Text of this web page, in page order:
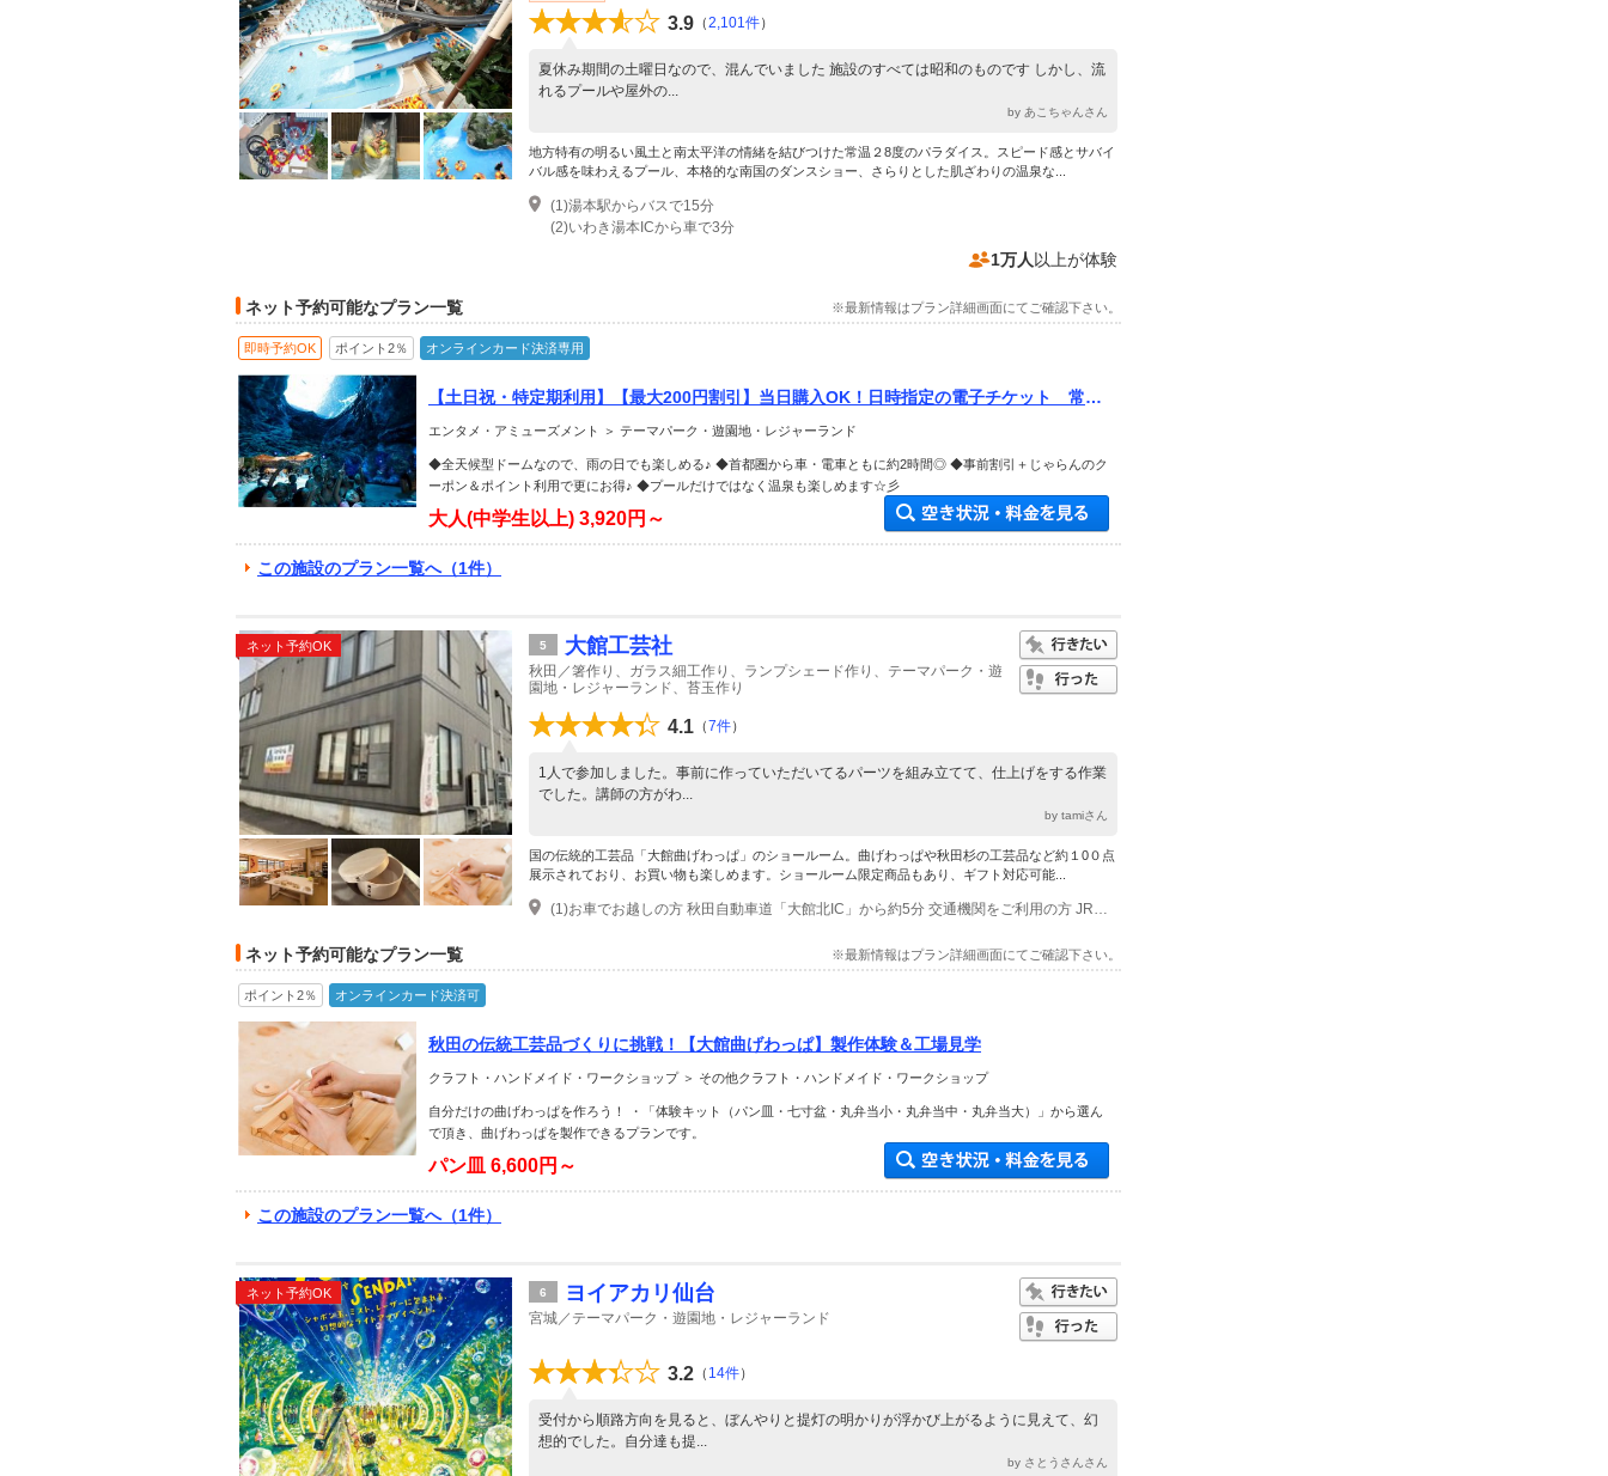
3.9 （2,101件）
夏休み期間の土曜日なので、混んでいました 施設のすべては昭和のものです しかし、流
れるプールや屋外の...
by あこちゃんさん
地方特有の明るい風土と南太平洋の情緒を結びつけた常温２8度のパラダイス。スピード感とサバイ
バル感を味わえるプール、本格的な南国のダンスショー、さらりとした肌ざわりの温泉な...
(1)湯本駅からバスで15分
(2)いわき湯本ICから車で3分
1万人 以上が体験
ネット予約可能なプラン一覧 ※最新情報はプラン詳細画面にてご確認下さい。
即時予約OK ポイント2％ オンラインカード決済専用
【土日祝・特定期利用】【最大200円割引】当日購入OK！日時指定の電子チケット 常夏
エンタメ・アミューズメント ＞ テーマパーク・遊園地・レジャーランド
◆全天候型ドームなので、雨の日でも楽しめる♪ ◆首都圏から車・電車ともに約2時間◎ ◆事前割引＋じゃらんのク
ーポン＆ポイント利用で更にお得♪ ◆プールだけではなく温泉も楽しめます☆彡
大人(中学生以上) 3,920円～
この施設のプラン一覧へ（1件）
ネット予約OK 5 大館工芸社
秋田／箸作り、ガラス細工作り、ランプシェード作り、テーマパーク・遊
園地・レジャーランド、苔玉作り
4.1 （7件）
1人で参加しました。事前に作っていただいてるパーツを組み立てて、仕上げをする作業
でした。講師の方がわ...
by tamiさん
国の伝統的工芸品「大館曲げわっぱ」のショールーム。曲げわっぱや秋田杉の工芸品など約１0０点
展示されており、お買い物も楽しめます。ショールーム限定商品もあり、ギフト対応可能...
(1)お車でお越しの方 秋田自動車道「大館北IC」から約5分 交通機関をご利用の方 JR「大館駅」から徒歩約15分
ネット予約可能なプラン一覧 ※最新情報はプラン詳細画面にてご確認下さい。
ポイント2％ オンラインカード決済可
秋田の伝統工芸品づくりに挑戦！【大館曲げわっぱ】製作体験＆工場見学
クラフト・ハンドメイド・ワークショップ ＞ その他クラフト・ハンドメイド・ワークショップ
自分だけの曲げわっぱを作ろう！ ・「体験キット（パン皿・七寸盆・丸弁当小・丸弁当中・丸弁当大）」から選ん
で頂き、曲げわっぱを製作できるプランです。
パン皿 6,600円～
この施設のプラン一覧へ（1件）
ネット予約OK 6 ヨイアカリ仙台
宮城／テーマパーク・遊園地・レジャーランド
3.2 （ 14件）
受付から順路方向を見ると、ぼんやりと提灯の明かりが浮かび上がるように見えて、幻
想的でした。自分達も提...
by さとうさんさん